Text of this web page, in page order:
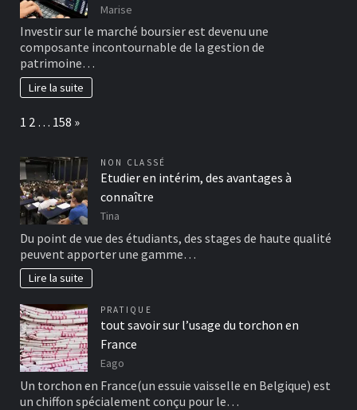
Marise
Investir sur le marché boursier est devenu une
composante incontournable de la gestion de
patrimoine…
Lire la suite
Page:
1 2 … 158 Next
»
NON CLASSÉ
Etudier en intérim, des avantages à
connaître
Tina
Du point de vue des étudiants, des stages de haute qualité
peuvent apporter une gamme…
Lire la suite
PRATIQUE
tout savoir sur l’usage du torchon en
France
Eago
Un torchon en France(un essuie vaisselle en Belgique) est
un chiffon spécialement conçu pour le…